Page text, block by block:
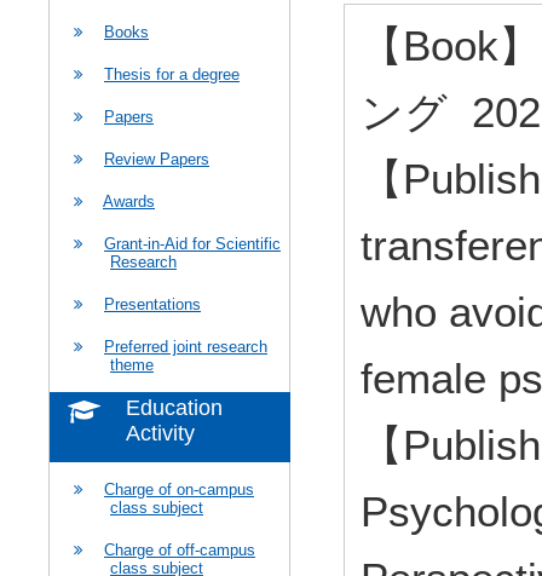
Books
Thesis for a degree
Papers
Review Papers
Awards
Grant-in-Aid for Scientific
Research
Presentations
Preferred joint research
theme
Education
Activity
Charge of on-campus
class subject
Charge of off-campus
class subject
【Book
ング
【
who
female
【